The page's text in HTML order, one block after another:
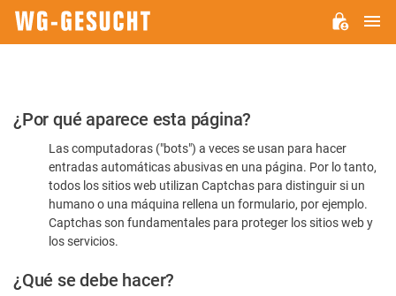
Por
favor,
confirme
humano
¿Por qué aparece esta página?
Las computadoras ("bots") a veces se usan para hacer
entradas automáticas abusivas en una página. Por lo tanto,
todos los sitios web utilizan Captchas para distinguir si un
humano o una máquina rellena un formulario, por ejemplo.
Captchas son fundamentales para proteger los sitios web y
los servicios.
¿Qué se debe hacer?